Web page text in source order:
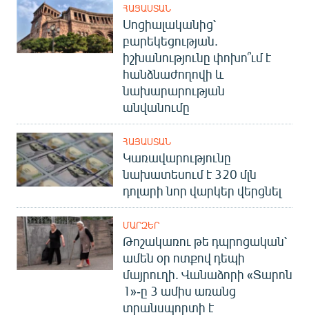
ՀԱՅԱՍՏԱՆ
Սոցիալականից՝
բարեկեցության.
իշխանությունը փոխո՞ւմ է
հանձնաժողովի և
նախարարության
անվանումը
ՀԱՅԱՍՏԱՆ
Կառավարությունը
նախատեսում է 320 մլն
դոլարի նոր վարկեր վերցնել
ՄԱՐԶԵՐ
Թոշակառու թե դպրոցական՝
ամեն օր ոտքով դեպի
մայրուղի. Վանաձորի «Տարոն
1»-ը 3 ամիս առանց
տրանսպորտի է